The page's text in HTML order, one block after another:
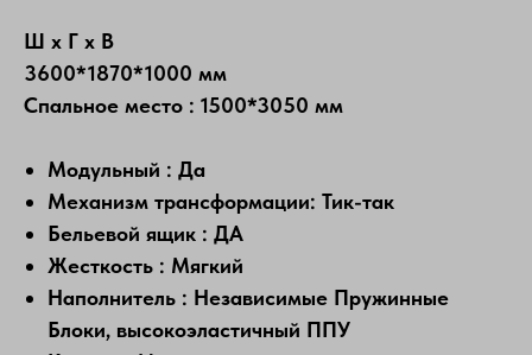
Ш х Г х В
3600*1870*1000 мм
Спальное место : 1500*3050 мм
Модульный : Да
Механизм трансформации: Тик-так
Бельевой ящик : ДА
Жесткость : Мягкий
Наполнитель : Независимые Пружинные
Блоки, высокоэластичный ППУ